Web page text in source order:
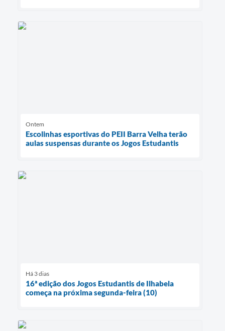
Ontem
Escolinhas esportivas do PEII Barra Velha terão
aulas suspensas durante os Jogos Estudantis
Há 3 dias
16ª edição dos Jogos Estudantis de Ilhabela
começa na próxima segunda-feira (10)